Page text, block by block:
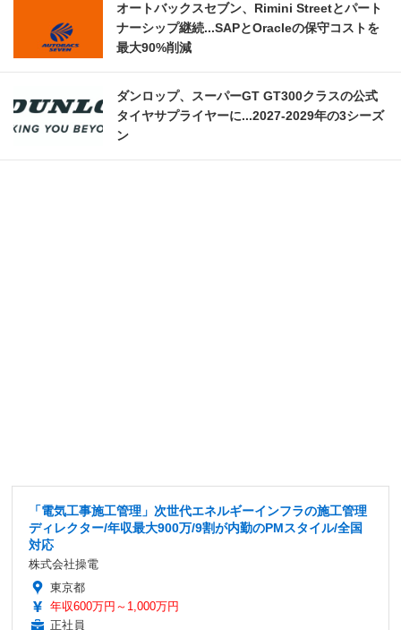
オートバックスセブン、Rimini Streetとパート
ナーシップ継続...SAPとOracleの保守コストを
最大90%削減
ダンロップ、スーパーGT GT300クラスの公式
タイヤサプライヤーに...2027‐2029年の3シーズ
ン
「電気工事施工管理」次世代エネルギーインフラの施工管理
ディレクター/年収最大900万/9割が内勤のPMスタイル/全国
対応
株式会社操電
東京都
年収600万円～1,000万円
正社員